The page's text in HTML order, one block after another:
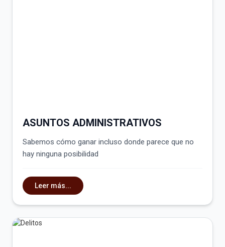
ASUNTOS ADMINISTRATIVOS
Sabemos cómo ganar incluso donde parece que no
hay ninguna posibilidad
Leer más...